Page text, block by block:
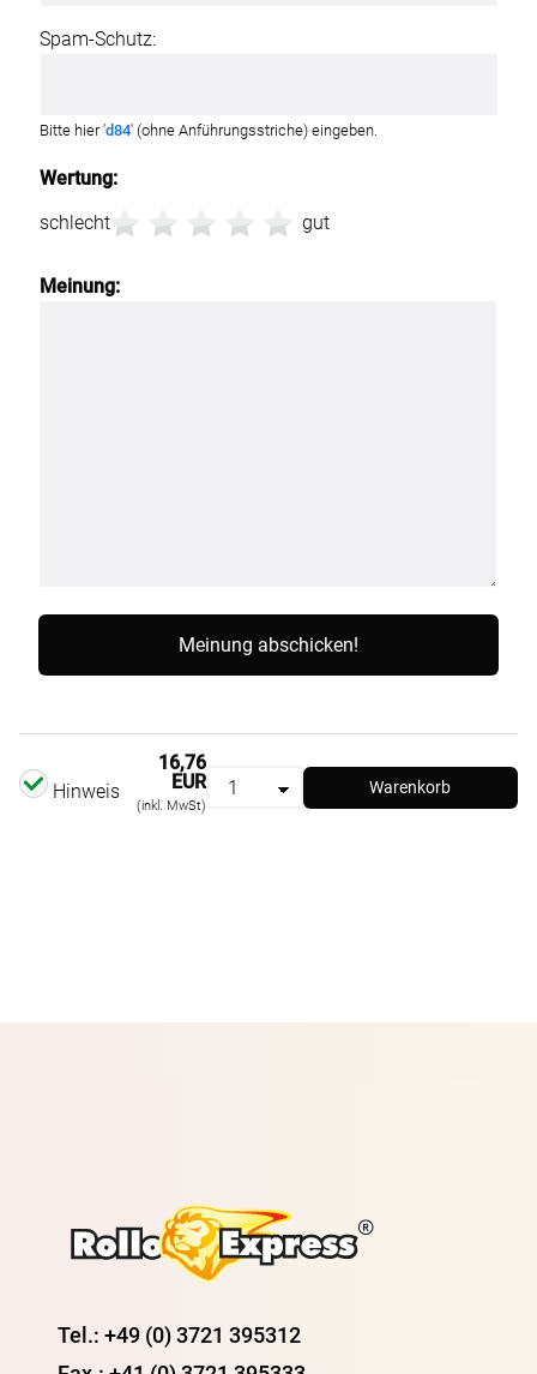
Wertung:
schlecht
gut
Meinung:
Spam-Schutz:
Bitte hier 'd84' (ohne Anführungsstriche) eingeben.
Hinweis
16,76
EUR
(inkl. MwSt)
Warenkorb
Tel.: +49 (0) 3721 395312